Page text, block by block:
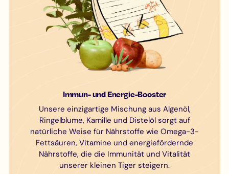
Immun- und Energie-Booster
Unsere einzigartige Mischung aus Algenöl,
Ringelblume, Kamille und Distelöl sorgt auf
natürliche Weise für Nährstoffe wie Omega-3-
Fettsäuren, Vitamine und energiefördernde
Nährstoffe, die die Immunität und Vitalität
unserer kleinen Tiger steigern.